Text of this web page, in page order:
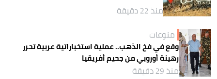
منذ 22 دقيقة
منوعات
وقع في فخ الذهب.. عملية استخباراتية عربية تحرر
رهينة أوروبي من جحيم أفريقيا
منذ 29 دقيقة